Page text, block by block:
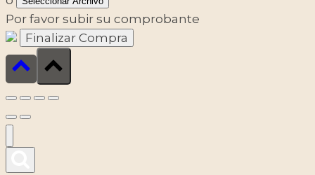
Por favor subir su comprobante